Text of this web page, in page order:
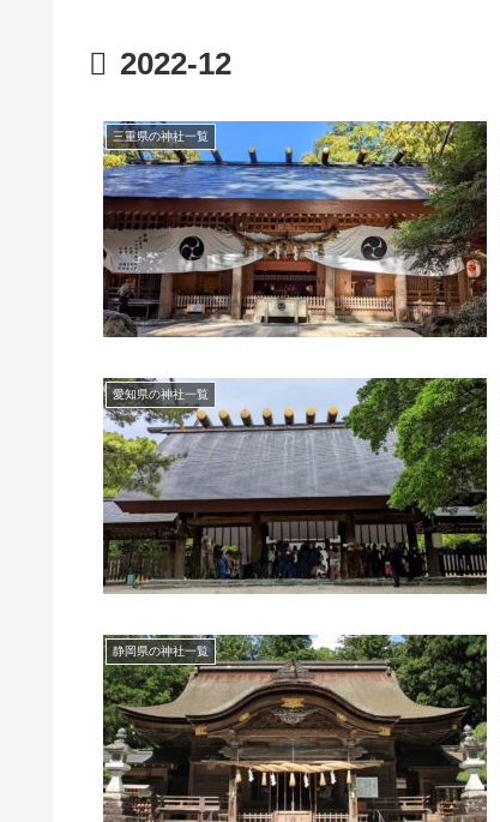
2022-12
三重県の神社一覧
愛知県の神社一覧
静岡県の神社一覧